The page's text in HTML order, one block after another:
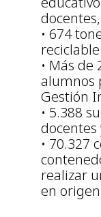
• 674
• Más de
alumnos
Gestión
• 5.388
docentes
• 70.327
realizar
en